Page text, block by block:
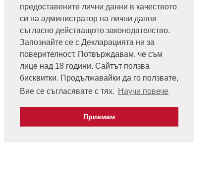
предоставените лични данни в качеството
си на администратор на лични данни
съгласно действащото законодателство.
Запознайте се с Декларацията ни за
поверителност. Потвърждавам, че съм
лице над 18 години. Сайтът ползва
бисквитки. Продължавайки да го ползвате,
Вие се съгласявате с тях. Научи повече
Приемам